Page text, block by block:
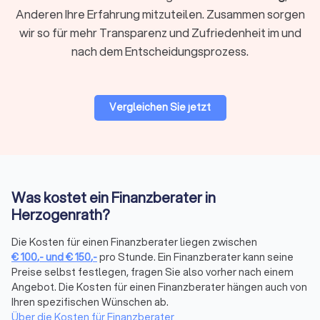
Die Finanzierung von Unternehmen und Finanzfragen im
Rahmen der Unternehmensberatung ist ein anspruchsvolles
Themenfeld, bei dem ein spezialisierter Finanzberater die
einzig richtige Wahl ist. Erfahren Sie auf einen Blick, wer als
optimal zu meistern.
Auf Trustlocal können Sie Ihre Bedürfnisse beschreiben und
Finanzberatung in Herzogenrath:
Versicherungen, Altersvorsorge,
Vermögensplanung und mehr
Die komplexe Welt der Finanzen wird mit dem richtigen
Finanzberater an Ihrer Seite zu einem Segen für Ihr
Vermögen. Seriosität, Zuverlässigkeit, Fachkenntnisse zu
Besonderheiten und sich ändernde Vorgaben in der Branche
Anderen Ihre Erfahrung mitzuteilen. Zusammen sorgen
wir so für mehr Transparenz und Zufriedenheit im und
nach dem Entscheidungsprozess.
Vergleichen Sie jetzt
Was kostet ein Finanzberater in
Herzogenrath?
Die Kosten für einen Finanzberater liegen zwischen
€100,-und€150,-pro Stunde. Ein Finanzberater kann seine
Preise selbst festlegen, fragen Sie also vorher nach einem
Angebot. Die Kosten für einen Finanzberater hängen auch von
Ihren spezifischen Wünschen ab.